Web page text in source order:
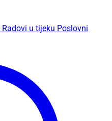
Radovi u tijeku Poslovni